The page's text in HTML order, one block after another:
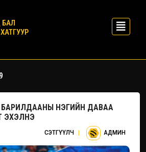
БАЛ
БАРИЛДААНЫ НЭГИЙН ДАВАА
ЭХЭЛНЭ
СЭТГҮҮЛЧ | АДМИН